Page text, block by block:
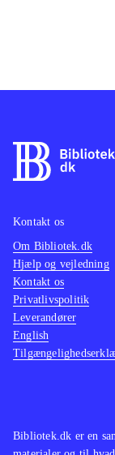
Bibliotek.dk er en
Kontakt os
Om Bibliotek.dk
Hjælp og vejledning
Kontakt os
Privatlivspolitik
Leverandører
English